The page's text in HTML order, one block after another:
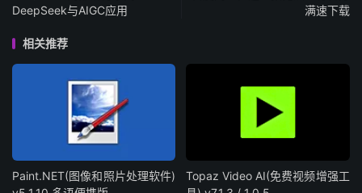
DeepSeek与AIGC应用
满速下载
相关推荐
Paint.NET(图像和照片处理软件)
Topaz Video AI(免费视频增强工